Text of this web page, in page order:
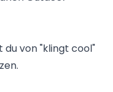
du von "klingt cool"